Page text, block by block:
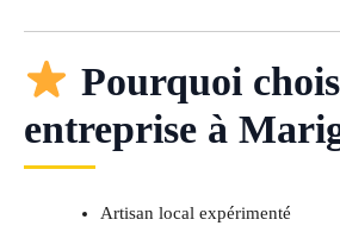
Pourquoi
entreprise à
Artisan local expérimenté